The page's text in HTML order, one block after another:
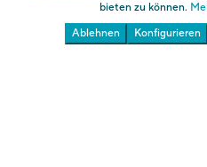
bieten zu können.
Ablehnen
Konfigurieren